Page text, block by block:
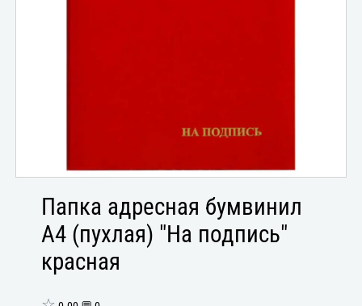
Папка адресная бумвинил
А4 (пухлая) "На подпись"
красная